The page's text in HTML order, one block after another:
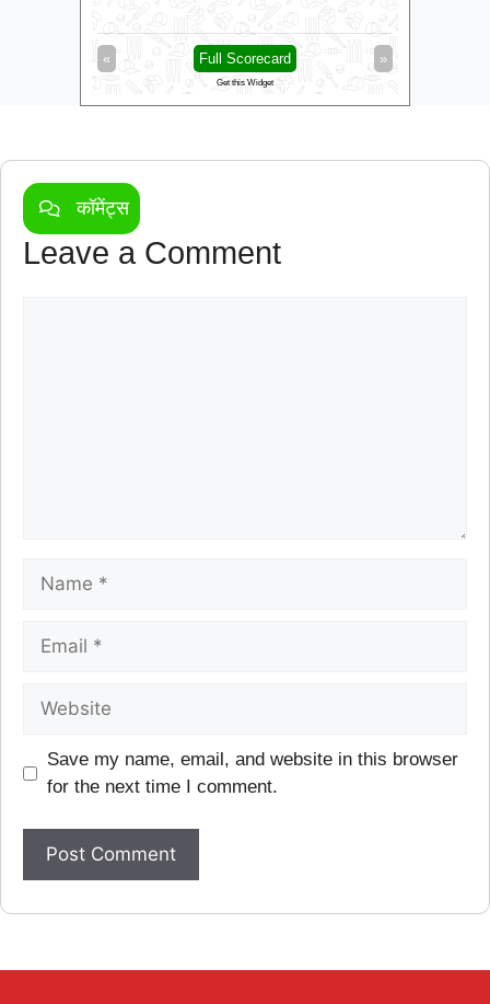
« »
Full Scorecard
Get this Widget
कॉमेंट्स
Leave a Comment
Save my name, email, and website in this browser
for the next time I comment.